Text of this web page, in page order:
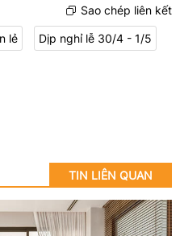
Sao chép liên kết
lẻ Dịp nghỉ lễ 30/4 - 1/5
TIN LIÊN QUAN